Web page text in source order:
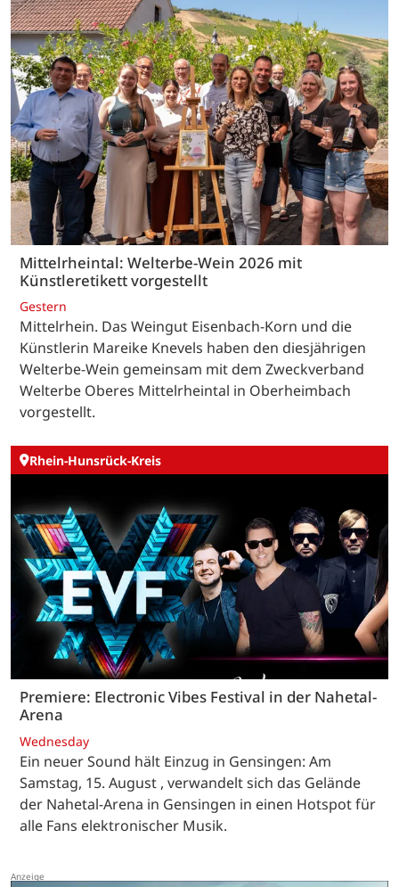
Mittelrheintal: Welterbe-Wein 2026 mit
Künstleretikett vorgestellt
Gestern
Mittelrhein. Das Weingut Eisenbach-Korn und die
Künstlerin Mareike Knevels haben den diesjährigen
Welterbe-Wein gemeinsam mit dem Zweckverband
Welterbe Oberes Mittelrheintal in Oberheimbach
vorgestellt.
Rhein-Hunsrück-Kreis
Premiere: Electronic Vibes Festival in der Nahetal-
Arena
Wednesday
Ein neuer Sound hält Einzug in Gensingen: Am
Samstag, 15. August , verwandelt sich das Gelände
der Nahetal-Arena in Gensingen in einen Hotspot für
alle Fans elektronischer Musik.